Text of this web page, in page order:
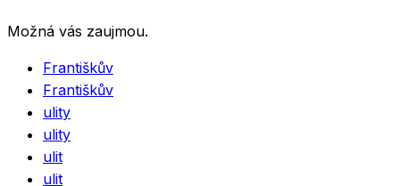
Možná vás zaujmou.
Františkův
Františkův
ulity
ulity
ulit
ulit